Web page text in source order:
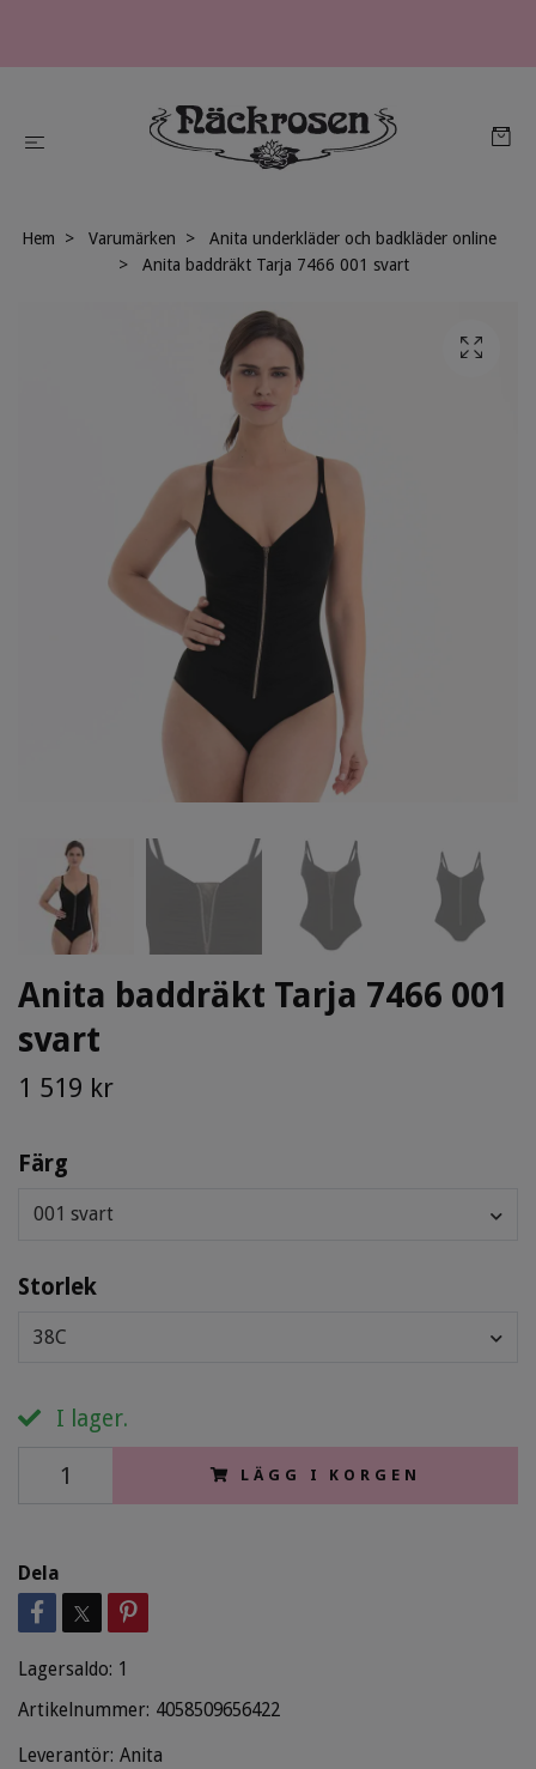
Hem Varumärken
Anita underkläder och badkläder online
Anita baddräkt Tarja 7466 001 svart
Anita baddräkt Tarja 7466 001
svart
1 519 kr
Färg
001 svart
Storlek
38C
I lager.
LÄGG I KORGEN
Dela
Lagersaldo: 1
Artikelnummer: 4058509656422
Leverantör: Anita